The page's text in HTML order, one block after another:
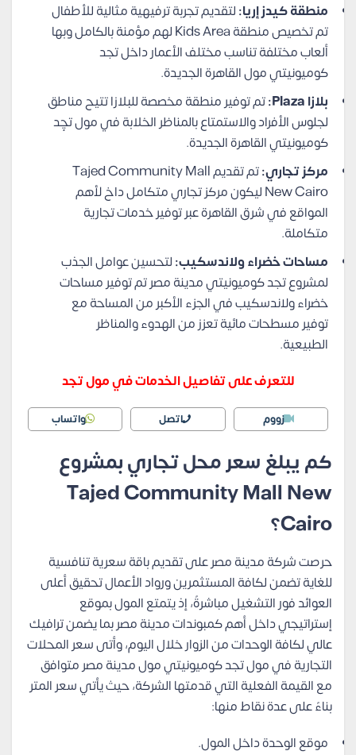
منطقة كيدز إريا:لتقديم تجربة ترفيهية مثالية للأطفال
تم تخصيص منطقة Kids Area لهم مؤمنة بالكامل وبها
ألعاب مختلفة تناسب مختلف الأعمار داخل تجد
كوميونيتي مول القاهرة الجديدة.
بلازا Plaza:
تم توفير منطقة مخصصة للبلازا تتيح مناطق
لجلوس الأفراد والاستمتاع بالمناظر الخلابة في مول تچِد
كوميونيتي القاهرة الجديدة.
مركز تجاري:
تم تقديم Tajed Community Mall
New Cairo ليكون مركز تجاري متكامل داخ لأهم
المواقع في شرق القاهرة عبر توفير خدمات تجارية
متكاملة.
مساحات خضراء ولاندسكيب:لتحسين عوامل الجذب
لمشروع تجد كوميونيتي مدينة مصر تم توفير مساحات
خضراء ولاندسكيب في الجزء الأكبر من المساحة مع
توفير مسطحات مائية تعزز من الهدوء والمناظر
الطبيعية.
للتعرف على تفاصيل الخدمات في مول تجد
زووم اتصل واتساب
كم يبلغ سعر محل تجاري بمشروع
Tajed Community Mall New
Cairo؟
حرصت شركة مدينة مصر على تقديم باقة سعرية تنافسية
للغاية تضمن لكافة المستثمرين ورواد الأعمال تحقيق أعلى
العوائد فور التشغيل مباشرةً، إذ يتمتع المول بموقع
إستراتيجي داخل أهم كمبوندات مدينة مصر بما يضمن ترافيك
عالي لكافة الوحدات من الزوار خلال اليوم، وأتى سعر المحلات
التجارية في مول تجد كوميونيتي مول مدينة مصر متوافق
مع القيمة الفعلية التي قدمتها الشركة، حيث يأتي سعر المتر
بناءً على عدة نقاط منها:
موقع الوحدة داخل المول.